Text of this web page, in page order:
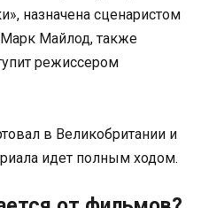
назначена сценаристом
Майлод, также
режиссером
в Великобритании и
идет полным ходом.